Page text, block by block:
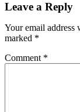
Leave a Reply
Your email address
marked *
Comment *